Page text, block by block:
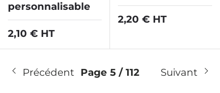
personnalisable
Prix habituel
2,10 € HT
Prix habituel
2,20 € HT
Précédent Page 5 / 112 Suivant